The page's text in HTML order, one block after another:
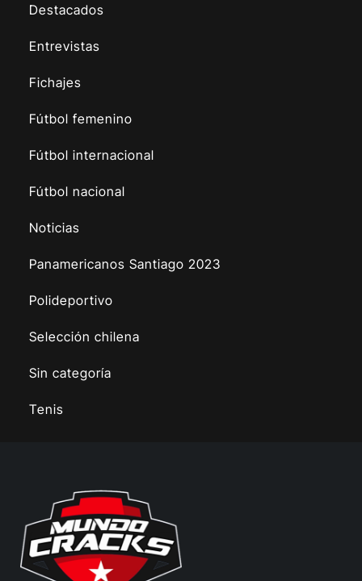
Destacados
Entrevistas
Fichajes
Fútbol femenino
Fútbol internacional
Fútbol nacional
Noticias
Panamericanos Santiago 2023
Polideportivo
Selección chilena
Sin categoría
Tenis